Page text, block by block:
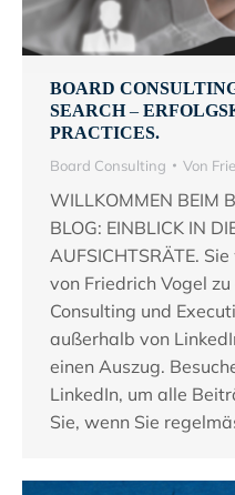
BOARD
SEARCH –
PRACTICES.
Board Consulting Von
WILLKOMMEN BEIM
BLOG: EINBLICK IN
AUFSICHTSRÄTE.
von Friedrich Vogel
Consulting und
außerhalb von
einen Auszug.
LinkedIn, um alle
Sie, wenn Sie